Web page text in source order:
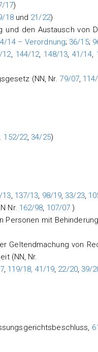
17)
18und 21/22)
und den Austausch von
14 – Verordnung; 36/15;
12, 144/12, 148/13,41/14,
(NN, Nr. 79/07,
152/22, 34/25)
13, 137/13, 98/19, 33/23,
Nr. 162/98, 107/07 )
mit
Geltendmachung von
(NN, Nr.
, 119/18, 41/19, 22/20, 39/